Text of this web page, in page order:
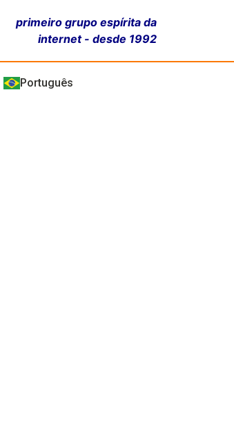
primeiro grupo espírita da
internet - desde 1992
Português